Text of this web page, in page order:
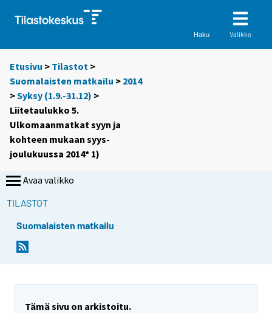
Haku Valikko
Etusivu > Tilastot >
Suomalaisten matkailu > 2014
>Syksy (1.9.-31.12) >
Liitetaulukko 5.
Ulkomaanmatkat syyn ja
kohteen mukaan syys-
joulukuussa 2014* 1)
Avaa valikko
TILASTOT
Suomalaisten matkailu
Tämä sivu on arkistoitu.